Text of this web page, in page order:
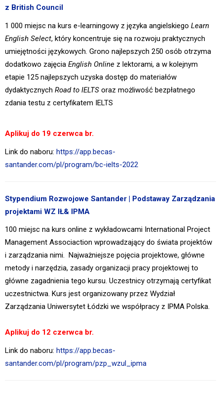
z British Council
1 000 miejsc na kurs e-learningowy z języka angielskiego Learn
English Select, który koncentruje się na rozwoju praktycznych
umiejętności językowych. Grono najlepszych 250 osób otrzyma
dodatkowo zajęcia English Online z lektorami, a w kolejnym
etapie 125 najlepszych uzyska dostęp do materiałów
dydaktycznych Road to IELTS oraz możliwość bezpłatnego
zdania testu z certyfikatem IELTS
Aplikuj do 19 czerwca br.
Link do naboru: https://app.becas-
santander.com/pl/program/bc-ielts-2022
Stypendium Rozwojowe Santander | Podstaway Zarządzania
projektami WZ IŁ& IPMA
100 miejsc na kurs online z wykładowcami International Project
Management Associaction wprowadzający do świata projektów
i zarządzania nimi. Najważniejsze pojęcia projektowe, główne
metody i narzędzia, zasady organizacji pracy projektowej to
główne zagadnienia tego kursu. Uczestnicy otrzymają certyfikat
uczestnictwa. Kurs jest organizowany przez Wydział
Zarządzania Uniwersytet Łódzki we współpracy z IPMA Polska.
Aplikuj do 12 czerwca br.
Link do naboru: https://app.becas-
santander.com/pl/program/pzp_wzul_ipma